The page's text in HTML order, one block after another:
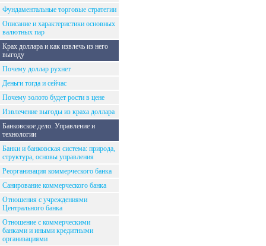
Фундаментальные торговые стратегии
Описание и характеристики основных
валютных пар
Крах доллара и как извлечь из него
выгоду
Почему доллар рухнет
Деньги тогда и сейчас
Почему золото будет рости в цене
Извлечение выгоды из краха доллара
Банковское дело. Управление и
технологии
Банки и банковская система: природа,
структура, основы управления
Реорганизация коммерческого банка
Санирование коммерческого банка
Отношения с учреждениями
Центрального банка
Отношение с коммерческими
банками и иными кредитными
организациями